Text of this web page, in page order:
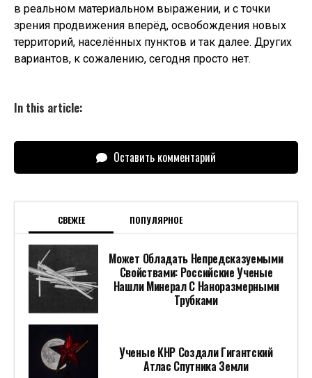
в реальном материальном выражении, и с точки
зрения продвижения вперёд, освобождения новых
территорий, населённых пунктов и так далее. Других
вариантов, к сожалению, сегодня просто нет.
In this article:
Оставить комментарий
СВЕЖЕЕ ПОПУЛЯРНОЕ
Может Обладать Непредсказуемыми
Свойствами: Российские Ученые
Нашли Минерал С Наноразмерными
Трубками
Ученые КНР Создали Гигантский
Атлас Спутника Земли